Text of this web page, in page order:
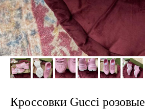
Кроссовки Gucci розовые